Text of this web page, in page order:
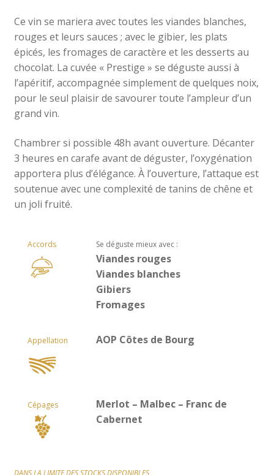
Ce vin se mariera avec toutes les viandes blanches,
rouges et leurs sauces ; avec le gibier, les plats
épicés, les fromages de caractère et les desserts au
chocolat. La cuvée « Prestige » se déguste aussi à
l’apéritif, accompagnée simplement de quelques noix,
pour le seul plaisir de savourer toute l’ampleur d’un
grand vin.
Chambrer si possible 48h avant ouverture. Décanter
3 heures en carafe avant de déguster, l’oxygénation
apportera plus d’élégance. À l’ouverture, l’attaque est
soutenue avec une complexité de tanins de chêne et
un joli fruité.
Accords Se déguste mieux avec :
Viandes rouges
Viandes blanches
Gibiers
Fromages
Appellation AOP Côtes de Bourg
Cépages
Merlot – Malbec – Franc de
Cabernet